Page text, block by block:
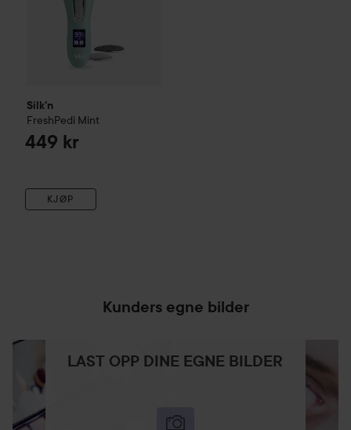
Silk'n
FreshPedi Mint
449 kr
KJØP
Kunders egne bilder
LAST OPP DINE EGNE BILDER